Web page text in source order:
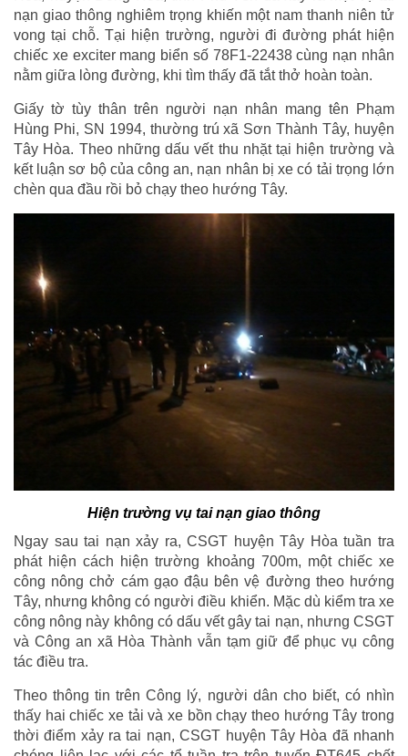
nạn giao thông nghiêm trọng khiến một nam thanh niên tử
vong tại chỗ. Tại hiện trường, người đi đường phát hiện
chiếc xe exciter mang biển số 78F1-22438 cùng nạn nhân
nằm giữa lòng đường, khi tìm thấy đã tắt thở hoàn toàn.
Giấy tờ tùy thân trên người nạn nhân mang tên Phạm
Hùng Phi, SN 1994, thường trú xã Sơn Thành Tây, huyện
Tây Hòa. Theo những dấu vết thu nhặt tại hiện trường và
kết luận sơ bộ của công an, nạn nhân bị xe có tải trọng lớn
chèn qua đầu rồi bỏ chạy theo hướng Tây.
Hiện trường vụ tai nạn giao thông
Ngay sau tai nạn xảy ra, CSGT huyện Tây Hòa tuần tra
phát hiện cách hiện trường khoảng 700m, một chiếc xe
công nông chở cám gạo đậu bên vệ đường theo hướng
Tây, nhưng không có người điều khiển. Mặc dù kiểm tra xe
công nông này không có dấu vết gây tai nạn, nhưng CSGT
và Công an xã Hòa Thành vẫn tạm giữ để phục vụ công
tác điều tra.
Theo thông tin trên Công lý, người dân cho biết, có nhìn
thấy hai chiếc xe tải và xe bồn chạy theo hướng Tây trong
thời điểm xảy ra tai nạn, CSGT huyện Tây Hòa đã nhanh